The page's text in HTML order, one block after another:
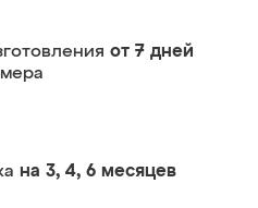
от 7 дней
на 3, 4, 6 месяцев